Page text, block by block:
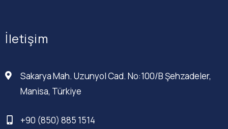
İletişim
Sakarya Mah. Uzunyol Cad. No:100/B Şehzadeler,
Manisa, Türkiye
+90 (850) 885 1514